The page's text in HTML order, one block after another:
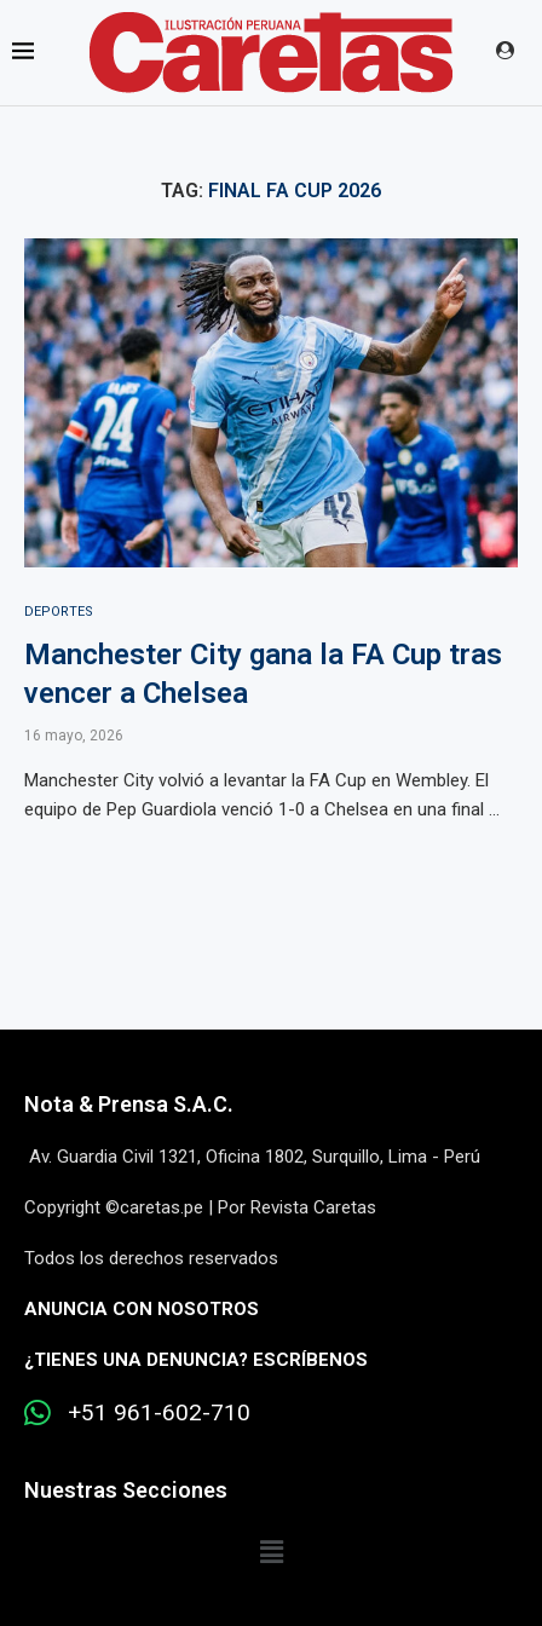
TAG: FINAL FA CUP 2026
DEPORTES
Manchester City gana la FA Cup tras
vencer a Chelsea
16 mayo, 2026
Manchester City volvió a levantar la FA Cup en Wembley. El
equipo de Pep Guardiola venció 1-0 a Chelsea en una final ...
Nota & Prensa S.A.C.
Av. Guardia Civil 1321, Oficina 1802, Surquillo, Lima - Perú
Copyright ©caretas.pe | Por Revista Caretas
Todos los derechos reservados
ANUNCIA CON NOSOTROS
¿TIENES UNA DENUNCIA? ESCRÍBENOS
+51 961-602-710
Nuestras Secciones